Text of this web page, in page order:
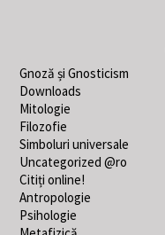
Gnoză și Gnosticism
Downloads
Mitologie
Filozofie
Simboluri universale
Uncategorized @ro
Citiți online!
Antropologie
Psihologie